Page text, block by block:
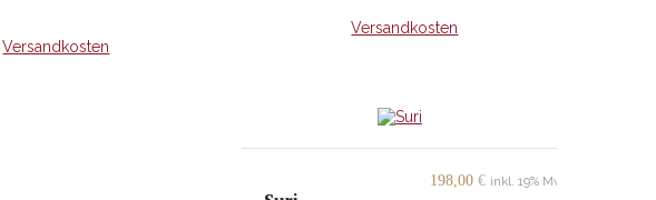
+Versandkosten
+Versandkosten
198,00€ inkl. 19% MwSt.